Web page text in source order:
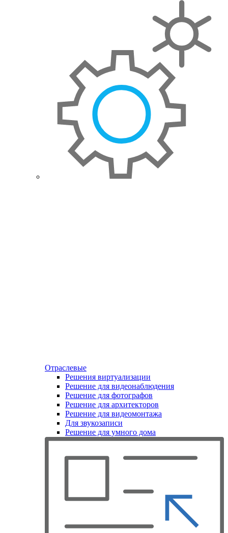
Отраслевые
Решения виртуализации
Решение для видеонаблюдения
Решение для фотографов
Решение для архитекторов
Решение для видеомонтажа
Для звукозаписи
Решение для умного дома